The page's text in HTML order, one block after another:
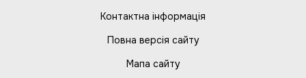
Контактна інформація
Повна версія сайту
Мапа сайту